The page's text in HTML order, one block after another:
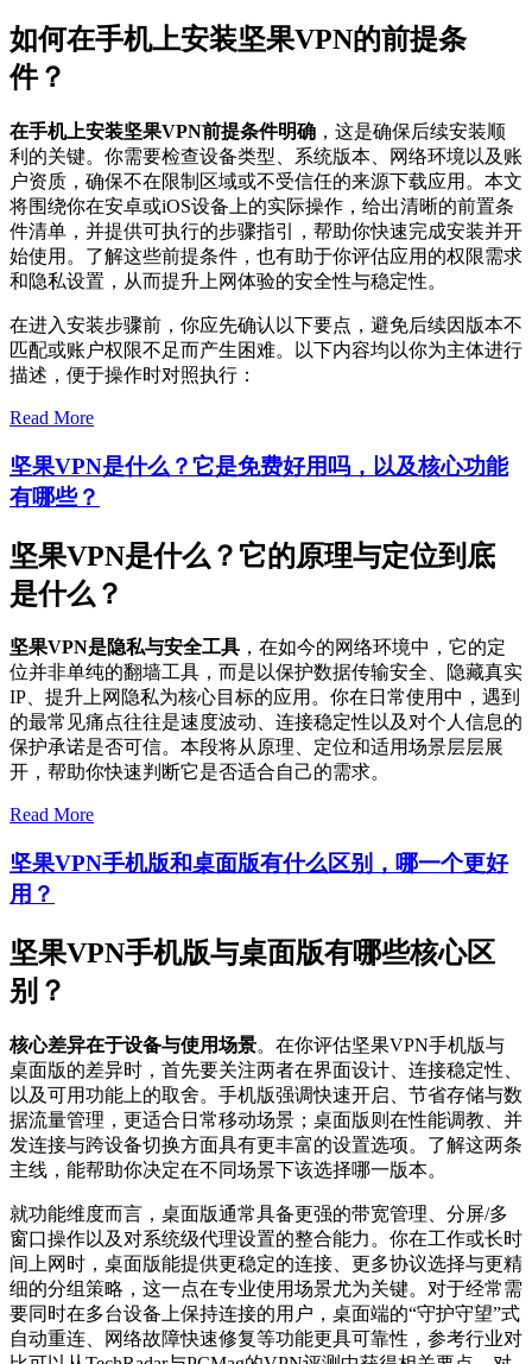
如何在手机上安装坚果VPN的前提条
件？
在手机上安装坚果VPN前提条件明确 ，这是确保后续安装顺
利的关键。你需要检查设备类型、系统版本、网络环境以及账
户资质，确保不在限制区域或不受信任的来源下载应用。本文
将围绕你在安卓或iOS设备上的实际操作，给出清晰的前置条
件清单，并提供可执行的步骤指引，帮助你快速完成安装并开
始使用。了解这些前提条件，也有助于你评估应用的权限需求
和隐私设置，从而提升上网体验的安全性与稳定性。
在进入安装步骤前，你应先确认以下要点，避免后续因版本不
匹配或账户权限不足而产生困难。以下内容均以你为主体进行
描述，便于操作时对照执行：
Read More
坚果VPN是什么？它是免费好用吗，以及核心功能
有哪些？
坚果VPN是什么？它的原理与定位到底
是什么？
坚果VPN是隐私与安全工具 ，在如今的网络环境中，它的定
位并非单纯的翻墙工具，而是以保护数据传输安全、隐藏真实
IP、提升上网隐私为核心目标的应用。你在日常使用中，遇到
的最常见痛点往往是速度波动、连接稳定性以及对个人信息的
保护承诺是否可信。本段将从原理、定位和适用场景层层展
开，帮助你快速判断它是否适合自己的需求。
Read More
坚果VPN手机版和桌面版有什么区别，哪一个更好
用？
坚果VPN手机版与桌面版有哪些核心区
别？
核心差异在于设备与使用场景。在你评估坚果VPN手机版与
桌面版的差异时，首先要关注两者在界面设计、连接稳定性、
以及可用功能上的取舍。手机版强调快速开启、节省存储与数
据流量管理，更适合日常移动场景；桌面版则在性能调教、并
发连接与跨设备切换方面具有更丰富的设置选项。了解这两条
主线，能帮助你决定在不同场景下该选择哪一版本。
就功能维度而言，桌面版通常具备更强的带宽管理、分屏/多
窗口操作以及对系统级代理设置的整合能力。你在工作或长时
间上网时，桌面版能提供更稳定的连接、更多协议选择与更精
细的分组策略，这一点在专业使用场景尤为关键。对于经常需
要同时在多台设备上保持连接的用户，桌面端的“守护守望”式
自动重连、网络故障快速修复等功能更具可靠性，参考行业对